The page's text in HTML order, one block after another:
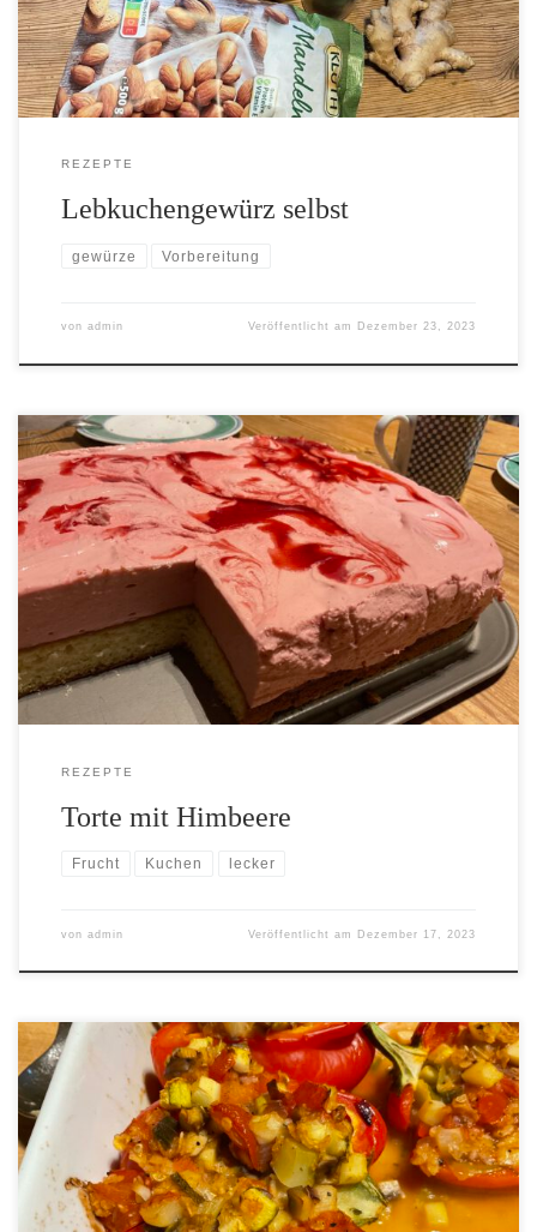
REZEPTE
Lebkuchengewürz selbst
gewürze Vorbereitung
von admin Veröffentlicht am Dezember 23, 2023
REZEPTE
Torte mit Himbeere
Frucht Kuchen lecker
von admin Veröffentlicht am Dezember 17, 2023
[…]